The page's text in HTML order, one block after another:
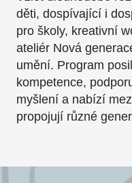
děti, dospívající i
pro školy, kreativní
ateliér Nová
umění. Program
kompetence,
myšlení a nabízí
propojují různé